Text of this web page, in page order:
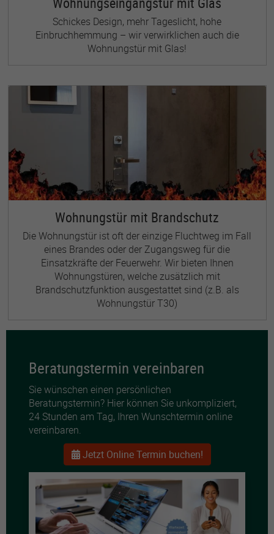
Schickes Design, mehr Tageslicht, hohe
Einbruchhemmung – wir verwirklichen auch die
Wohnungstür mit Glas!
Wohnungstür mit Brandschutz
Die Wohnungstür ist oft der einzige Fluchtweg im Fall
eines Brandes oder der Zugangsweg für die
Einsatzkräfte der Feuerwehr. Wir bieten Ihnen
Wohnungstüren, welche zusätzlich mit
Brandschutzfunktion ausgestattet sind (z.B. als
Wohnungstür T30)
Beratungstermin vereinbaren
Sie wünschen einen persönlichen
Beratungstermin? Hier können Sie unkompliziert,
24 Stunden am Tag, Ihren Wunschtermin online
vereinbaren.
Jetzt Online Termin buchen!